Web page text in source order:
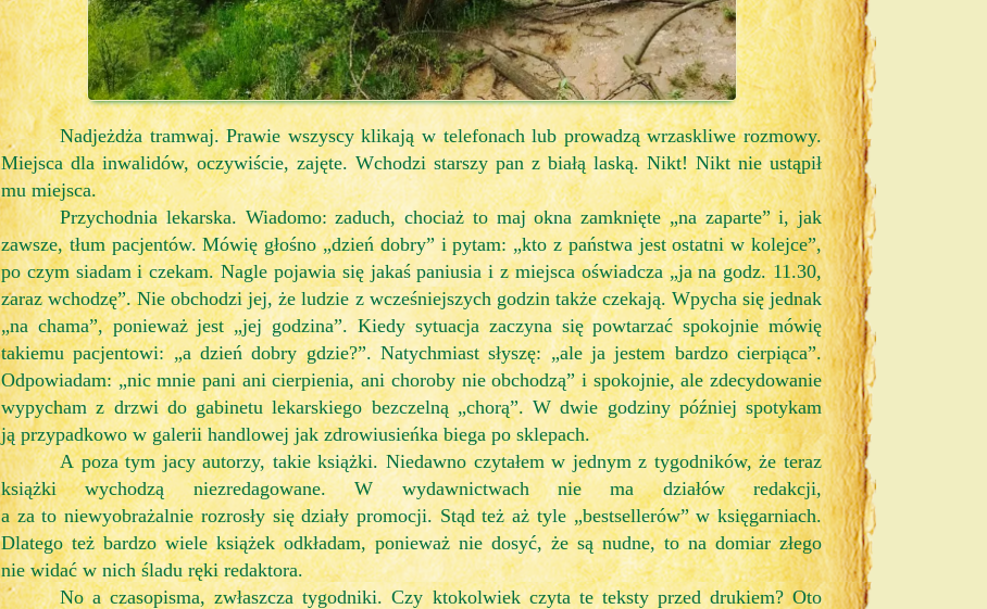
Nadjeżdża tramwaj. Prawie wszyscy klikają w telefonach lub prowadzą wrzaskliwe rozmowy.
Miejsca dla inwalidów, oczywiście, zajęte. Wchodzi starszy pan z białą laską. Nikt! Nikt nie ustąpił
mu miejsca.
Przychodnia lekarska. Wiadomo: zaduch, chociaż to maj okna zamknięte „na zaparte” i, jak
zawsze, tłum pacjentów. Mówię głośno „dzień dobry” i pytam: „kto z państwa jest ostatni w kolejce”,
po czym siadam i czekam. Nagle pojawia się jakaś paniusia i z miejsca oświadcza „ja na godz. 11.30,
zaraz wchodzę”. Nie obchodzi jej, że ludzie z wcześniejszych godzin także czekają. Wpycha się jednak
„na chama”, ponieważ jest „jej godzina”. Kiedy sytuacja zaczyna się powtarzać spokojnie mówię
takiemu pacjentowi: „a dzień dobry gdzie?”. Natychmiast słyszę: „ale ja jestem bardzo cierpiąca”.
Odpowiadam: „nic mnie pani ani cierpienia, ani choroby nie obchodzą” i spokojnie, ale zdecydowanie
wypycham z drzwi do gabinetu lekarskiego bezczelną „chorą”. W dwie godziny później spotykam
ją przypadkowo w galerii handlowej jak zdrowiusieńka biega po sklepach.
A poza tym jacy autorzy, takie książki. Niedawno czytałem w jednym z tygodników, że teraz
książki wychodzą niezredagowane. W wydawnictwach nie ma działów redakcji,
a za to niewyobrażalnie rozrosły się działy promocji. Stąd też aż tyle „bestsellerów” w księgarniach.
Dlatego też bardzo wiele książek odkładam, ponieważ nie dosyć, że są nudne, to na domiar złego
nie widać w nich śladu ręki redaktora.
No a czasopisma, zwłaszcza tygodniki. Czy ktokolwiek czyta te teksty przed drukiem? Oto